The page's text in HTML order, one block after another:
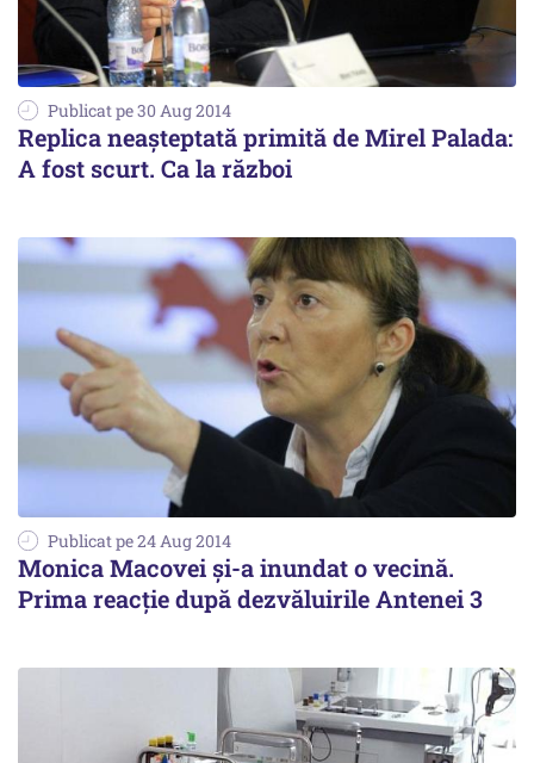
Publicat pe 30 Aug 2014
Replica neașteptată primită de Mirel Palada:
A fost scurt. Ca la război
Publicat pe 24 Aug 2014
Monica Macovei și-a inundat o vecină.
Prima reacție după dezvăluirile Antenei 3